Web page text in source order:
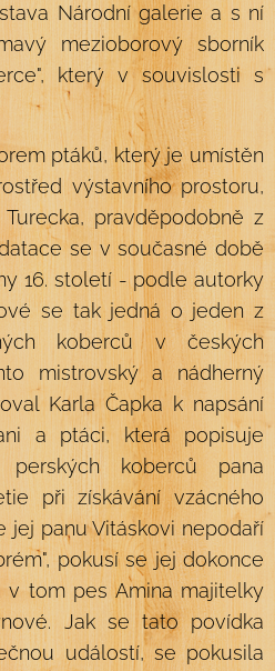
Národní galerie a s ní
mezioborový sborník
který v souvislosti s
ptáků, který je umístěn
výstavního prostoru,
pravděpodobně z
se v současné době
16. století - podle autorky
se tak jedná o jeden z
koberců v českých
mistrovský a nádherný
Karla Čapka k napsání
a ptáci, která popisuje
perských koberců pana
při získávání vzácného
jej panu Vitáskovi nepodaří
pokusí se jej dokonce
v tom pes Amina majitelky
Jak se tato povídka
událostí, se pokusila